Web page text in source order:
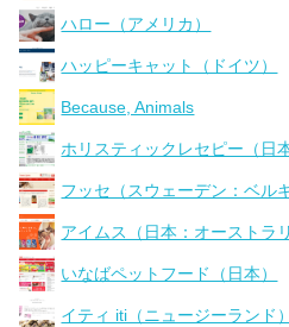
ハロー（アメリカ）
ハッピーキャット（ドイツ）
Because, Animals
ホリスティックレセピー（日
フッセ（スウェーデン：ベル
アイムス（日本：オーストラ
いなばペットフード（日本）
イティ iti（ニュージーランド）